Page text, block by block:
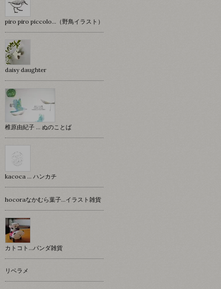
piro piro piccolo…（野鳥イラスト）
daisy daughter
椎原由紀子 ... ぬのことば
kacoca ... ハンカチ
hocoraなかむら葉子…イラスト雑貨
カトコト…パンダ雑貨
リベラメ